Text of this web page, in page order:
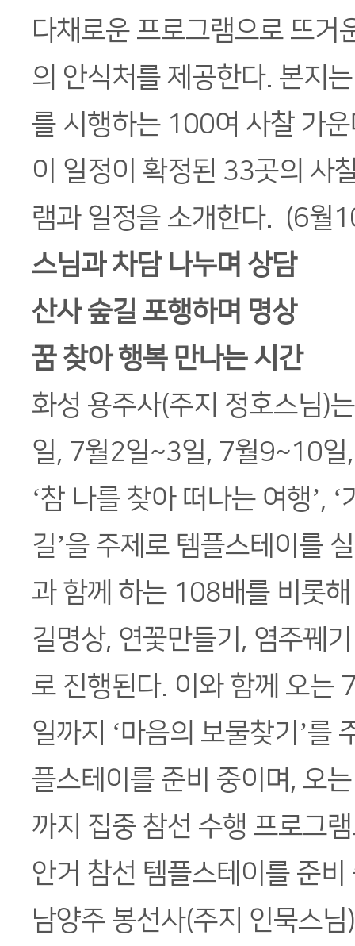
다채로운 프로그램으로 뜨거
의 안식처를 제공한다. 본지
를 시행하는 100여 사찰 가
이 일정이 확정된 33곳의 사
램과 일정을 소개한다. (6월
스님과 차담 나누며 상담
산사 숲길 포행하며 명상
꿈 찾아 행복 만나는 시간
화성 용주사(주지 정호스님)
일, 7월2일~3일, 7월9~10
‘참 나를 찾아 떠나는 여행’,
길’을 주제로 템플스테이를
과 함께 하는 108배를 비롯
길명상, 연꽃만들기, 염주꿰
로 진행된다. 이와 함께 오는
일까지 ‘마음의 보물찾기’를
플스테이를 준비 중이며, 오
까지 집중 참선 수행 프로그
안거 참선 템플스테이를 준비
남양주 봉선사(주지 인묵스님